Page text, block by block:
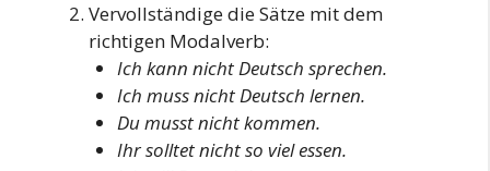
Vervollständige die Sätze mit dem
richtigen Modalverb:
Ich kann nicht Deutsch sprechen.
Ich muss nicht Deutsch lernen.
Du musst nicht kommen.
Ihr solltet nicht so viel essen.